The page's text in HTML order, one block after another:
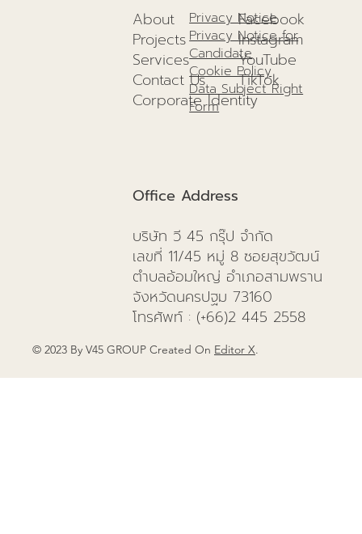
About
Projects
Services
Contact Us
Corporate Identity
Office Address
บริษัท วี 45 กรุ๊ป จำกัด
เลขที่ 11/45 หมู่ 8 ซอยสุขวัฒน์
ตำบลอ้อมใหญ่ อำเภอสามพราน
จังหวัดนครปฐม 73160
โทรศัพท์ : (+66)2 445 2558
Facebook
Instagram
YouTube
TikTok
© 2023 By V45 GROUP Created On Editor X.
Privacy Notice
Privacy Notice for
Candidate
Cookie Policy
Data Subject Right
Form